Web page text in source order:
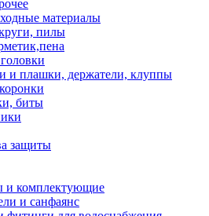
материалы
пилы
и плашки, держатели, клуппы
биты
защиты
и комплектующие
и санфаянс